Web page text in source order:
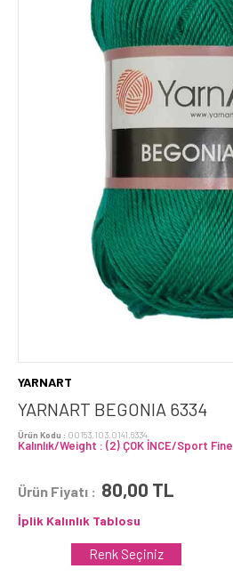
YARNART
YARNART BEGONIA 6334
Ürün Kodu : 00153.103.0141.6334
Kalınlık/Weight : (2) ÇOK İNCE/Sport Fine
Ürün Fiyatı : 80,00 TL
İplik Kalınlık Tablosu
Renk Seçiniz